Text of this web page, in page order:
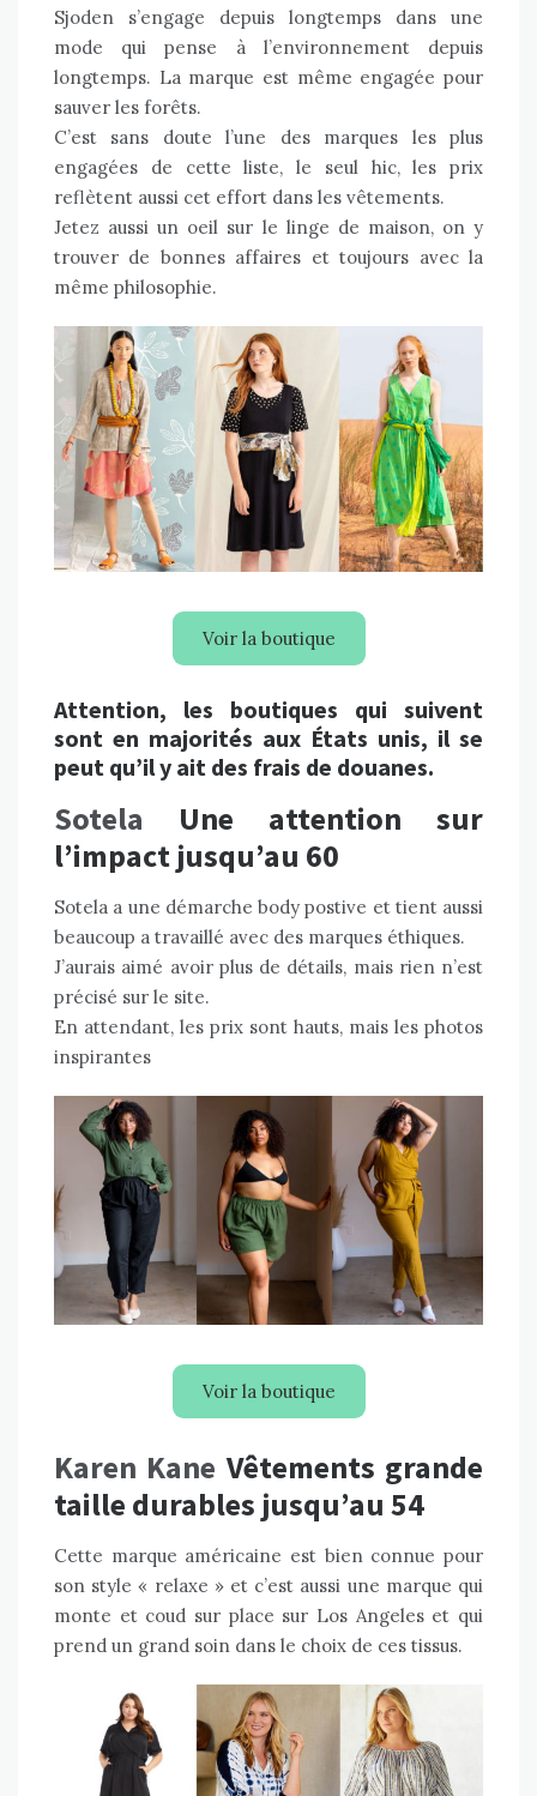
Sjoden s’engage depuis longtemps dans une
mode qui pense à l’environnement depuis
longtemps. La marque est même engagée pour
sauver les forêts.
C’est sans doute l’une des marques les plus
engagées de cette liste, le seul hic, les prix
reflètent aussi cet effort dans les vêtements.
Jetez aussi un oeil sur le linge de maison, on y
trouver de bonnes affaires et toujours avec la
même philosophie.
Voir la boutique
Attention, les boutiques qui suivent
sont en majorités aux États unis, il se
peut qu’il y ait des frais de douanes.
Sotela Une attention sur
l’impact jusqu’au 60
Sotela a une démarche body postive et tient aussi
beaucoup a travaillé avec des marques éthiques.
J’aurais aimé avoir plus de détails, mais rien n’est
précisé sur le site.
En attendant, les prix sont hauts, mais les photos
inspirantes
Voir la boutique
Karen Kane Vêtements grande
taille durables jusqu’au 54
Cette marque américaine est bien connue pour
son style « relaxe » et c’est aussi une marque qui
monte et coud sur place sur Los Angeles et qui
prend un grand soin dans le choix de ces tissus.